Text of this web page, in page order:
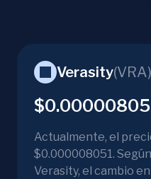
Verasity(VRA
Actualmente, el
$0.000008051.
Verasity, el cambio